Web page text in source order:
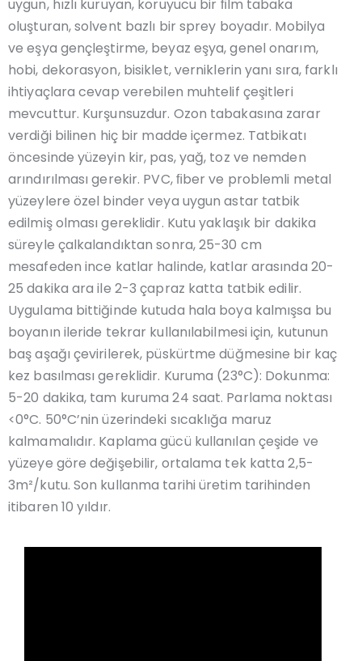
uygun, hızlı kuruyan, koruyucu bir ﬁlm tabaka
oluşturan, solvent bazlı bir sprey boyadır. Mobilya
ve eşya gençleştirme, beyaz eşya, genel onarım,
hobi, dekorasyon, bisiklet, verniklerin yanı sıra, farklı
ihtiyaçlara cevap verebilen muhtelif çeşitleri
mevcuttur. Kurşunsuzdur. Ozon tabakasına zarar
verdiği bilinen hiç bir madde içermez. Tatbikatı
öncesinde yüzeyin kir, pas, yağ, toz ve nemden
arındırılması gerekir. PVC, ﬁber ve problemli metal
yüzeylere özel binder veya uygun astar tatbik
edilmiş olması gereklidir. Kutu yaklaşık bir dakika
süreyle çalkalandıktan sonra, 25-30 cm
mesafeden ince katlar halinde, katlar arasında 20-
25 dakika ara ile 2-3 çapraz katta tatbik edilir.
Uygulama bittiğinde kutuda hala boya kalmışsa bu
boyanın ileride tekrar kullanılabilmesi için, kutunun
baş aşağı çevirilerek, püskürtme düğmesine bir kaç
kez basılması gereklidir. Kuruma (23°C): Dokunma:
5-20 dakika, tam kuruma 24 saat. Parlama noktası
<0°C. 50°C’nin üzerindeki sıcaklığa maruz
kalmamalıdır. Kaplama gücü kullanılan çeşide ve
yüzeye göre değişebilir, ortalama tek katta 2,5-
3m²/kutu. Son kullanma tarihi üretim tarihinden
itibaren 10 yıldır.